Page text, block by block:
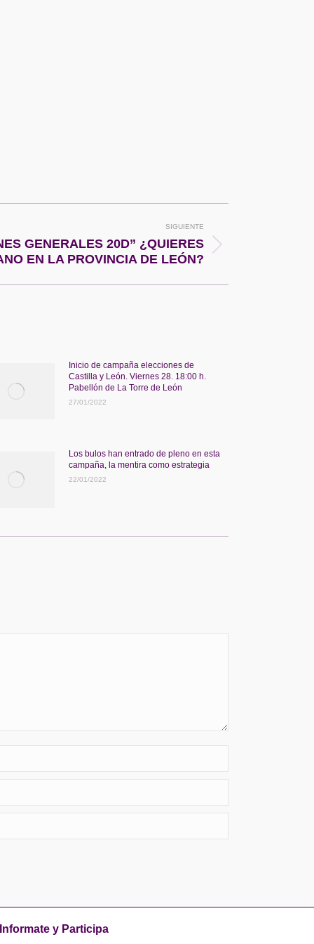
SIGUIENTE
GENERALES 20D” ¿QUIERES
EN LA PROVINCIA DE LEÓN?
Inicio de campaña elecciones de
Castilla y León. Viernes 28. 18:00 h.
Pabellón de La Torre de León
27/01/2022
Los bulos han entrado de pleno en esta
campaña, la mentira como estrategia
22/01/2022
Informate y Participa